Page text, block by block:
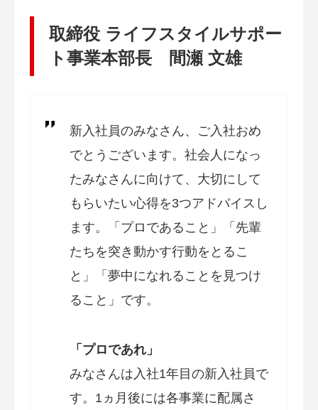
取締役 ライフスタイルサポー
ト事業本部長 間瀬 文雄
新入社員のみなさん、ご入社おめ
でとうございます。社会人になっ
たみなさんに向けて、大切にして
もらいたい心得を3つアドバイスし
ます。「プロであること」「先輩
たちを突き動かす行動をとるこ
と」「夢中になれることを見つけ
ること」です。
「プロであれ」
みなさんは入社1年目の新入社員で
す。1ヵ月後には各事業に配属さ